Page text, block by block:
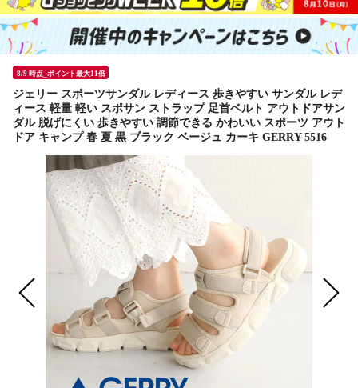
8/9 時点_ポイント最大11倍
ジェリー スポーツサンダル レディース 歩きやすい サンダル レデ
ィース 軽量 軽い スポサン ストラップ 足首ベルト アウトドアサン
ダル 脱げにくい 歩きやすい 調節できる かわいい スポーツ アウト
ドア キャンプ 春 夏 黒 ブラック ベージュ カーキ GERRY 5516